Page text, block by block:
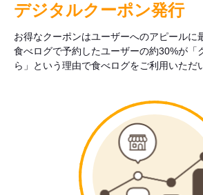
デジタルクーポン発行
お得なクーポンはユーザーへのアピールに
食べログで予約したユーザーの約30%が「
ら」という理由で食べログをご利用いただ